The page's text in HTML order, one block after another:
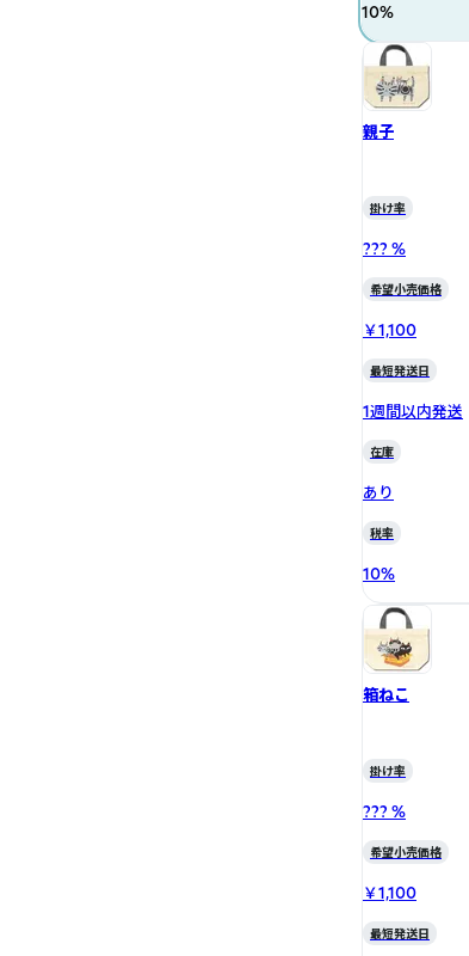
10%
親子
掛け率
??? %
希望小売価格
￥1,100
最短発送日
1週間以内発送
在庫
あり
税率
10%
箱ねこ
掛け率
??? %
希望小売価格
￥1,100
最短発送日